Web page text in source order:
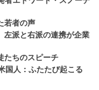
若者の声
派と右派の連携が企業
たちのスピーチ
国人：ふたたび起こる